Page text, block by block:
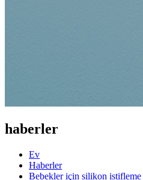
haberler
Ev
Haberler
Bebekler için silikon istifleme